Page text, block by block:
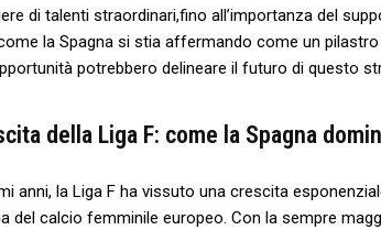
di talenti straordinari,fino all’importanza del
⁢la Spagna si stia⁤ affermando come un
potrebbero delineare ‍il futuro di ‌questo
della Liga F: come la Spagna
anni, la Liga F ha vissuto una crescita
del calcio femminile europeo. Con la sempre